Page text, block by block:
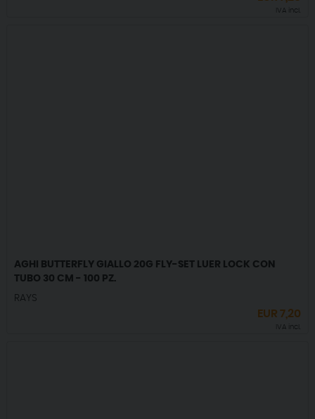
IVA incl.
AGHI BUTTERFLY GIALLO 20G FLY-SET LUER LOCK CON
TUBO 30 CM - 100 PZ.
RAYS
EUR7,20
IVA incl.